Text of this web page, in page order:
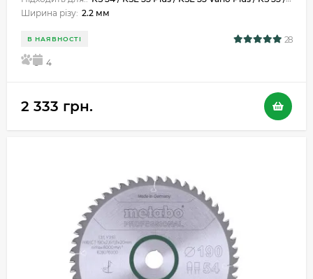
Ширина різу: 2.2 мм
В НАЯВНОСТІ 28
5 4
2 333 грн.